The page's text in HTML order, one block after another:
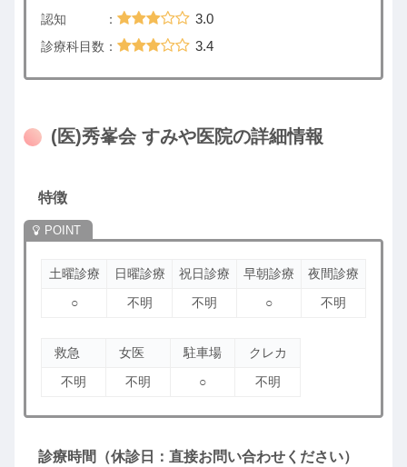
認知 ： 3.0
診療科目数： 3.4
(医)秀峯会 すみや医院の詳細情報
特徴
土曜診療 日曜診療 祝日診療 早朝診療
夜間診療
○
不明 不明 ○ 不明
救急 女医 駐車場
クレカ
不明
不明 ○ 不明
診療時間（休診日：直接お問い合わせください）